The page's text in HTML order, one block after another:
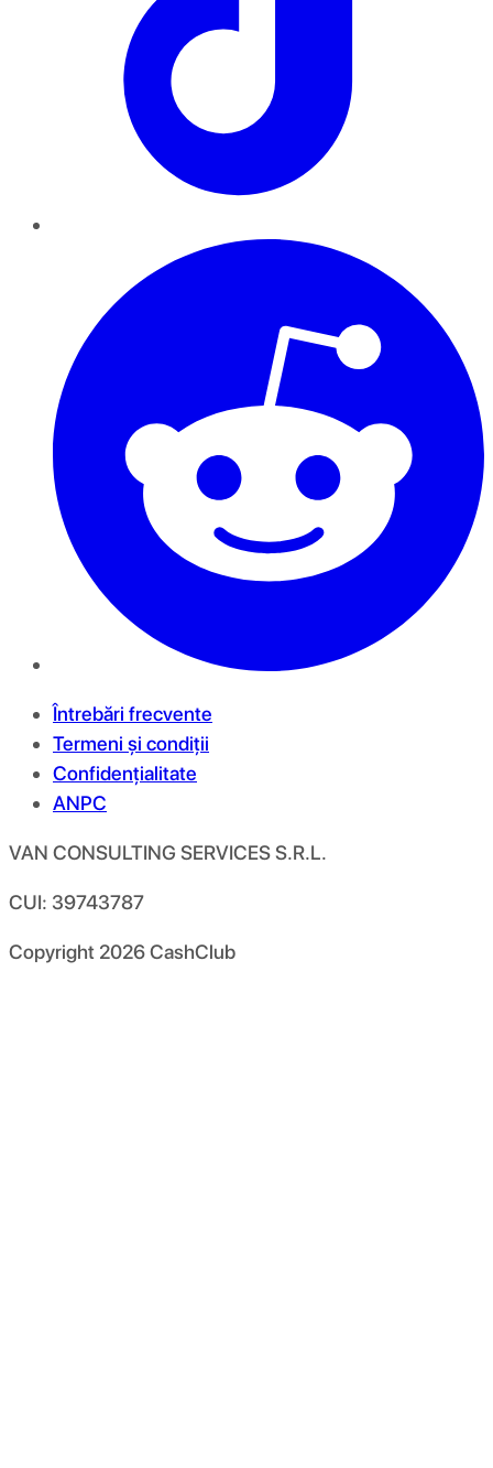
Întrebări frecvente
Termeni și condiții
Confidențialitate
ANPC
VAN CONSULTING SERVICES S.R.L.
CUI: 39743787
Copyright 2026CashClub